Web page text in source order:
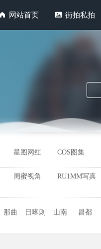
网站首页 街拍私拍
星图网红 COS图集
闺蜜视角 RU1MM写真
那曲 日喀则 山南 昌都